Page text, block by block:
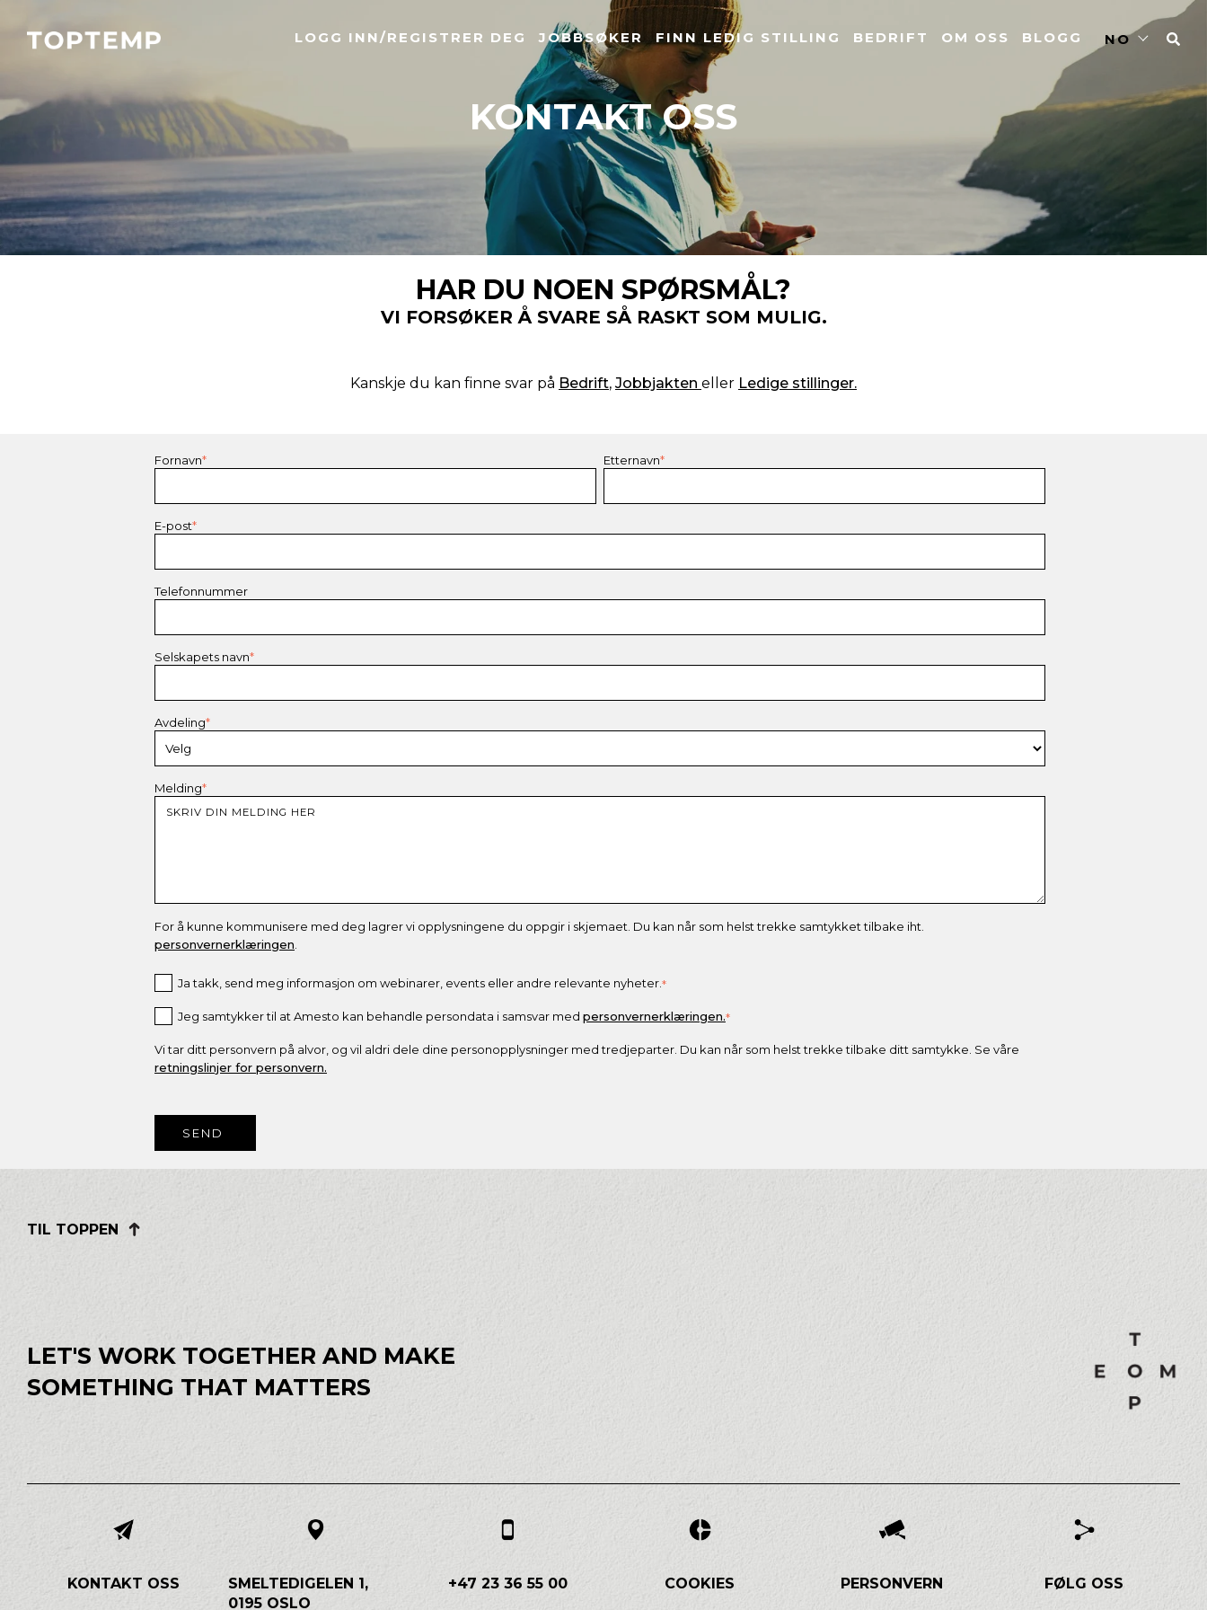
LOGG INN/REGISTRER DEG JOBBSØKER FINN LEDIG STILLING BEDRIFT OM OSS BLOGG NO
KONTAKT OSS
HAR DU NOEN SPØRSMÅL?
VI FORSØKER Å SVARE SÅ RASKT SOM MULIG.
Kanskje du kan finne svar på Bedrift, Jobbjakten eller Ledige stillinger.
Fornavn* Etternavn*
E-post*
Telefonnummer
Selskapets navn*
Avdeling*
Melding*
For å kunne kommunisere med deg lagrer vi opplysningene du oppgir i skjemaet. Du kan når som helst trekke samtykket tilbake iht.
personvernerklæringen
Ja takk, send meg informasjon om webinarer, events eller andre relevante nyheter.*
Jeg samtykker til at Amesto kan behandle persondata i samsvar med personvernerklæringen.*
Vi tar ditt personvern på alvor, og vil aldri dele dine personopplysninger med tredjeparter. Du kan når som helst trekke tilbake ditt samtykke. Se våre
retningslinjer for personvern.
TIL TOPPEN
LET'S WORK TOGETHER AND MAKE
SOMETHING THAT MATTERS
KONTAKT OSS
SMELTEDIGELEN 1,
0195 OSLO
+47 23 36 55 00 COOKIES PERSONVERN FØLG OSS